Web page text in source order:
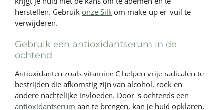
herstellen. Gebruik onze Silk om make-up en vuil te
verwijderen.
Gebruik een antioxidantserum in de
ochtend
Antioxidanten zoals vitamine C helpen vrije radicalen te
bestrijden die afkomstig zijn van alcohol, rook en
andere nachtelijke invloeden. Door 's ochtends een
antioxidantserum aan te brengen, kan je huid opklaren,